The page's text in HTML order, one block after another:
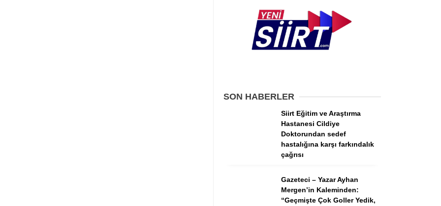
SON HABERLER
Siirt Eğitim ve Araştırma
Hastanesi Cildiye
Doktorundan sedef
hastalığına karşı farkındalık
çağrısı
Gazeteci – Yazar Ayhan
Mergen’in Kaleminden:
“Geçmişte Çok Goller Yedik,